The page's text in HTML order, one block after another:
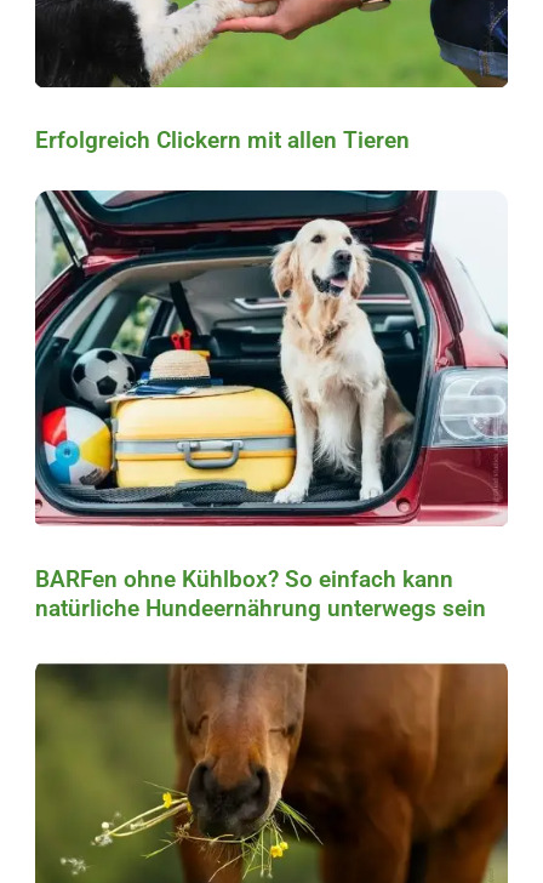
Erfolgreich Clickern mit allen Tieren
BARFen ohne Kühlbox? So einfach kann
natürliche Hundeernährung unterwegs sein